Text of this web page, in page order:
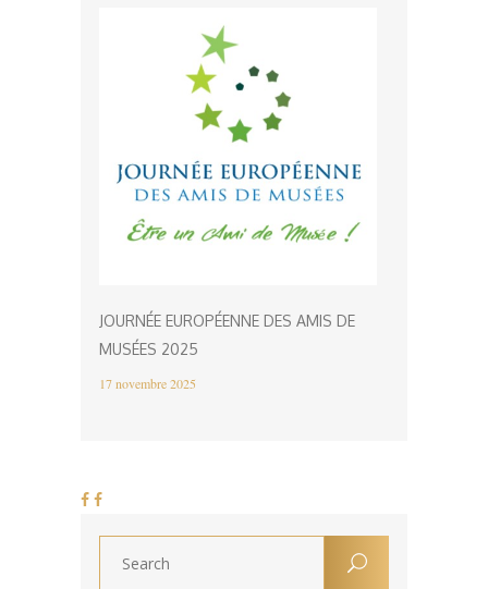
JOURNÉE EUROPÉENNE DES AMIS DE
MUSÉES 2025
17 novembre 2025